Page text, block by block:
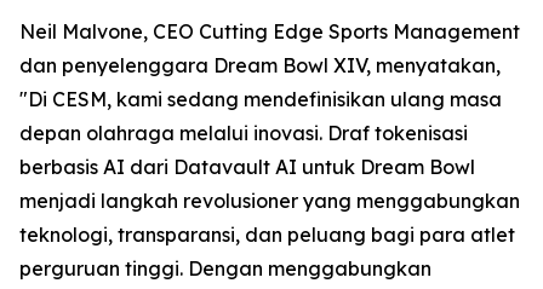
Neil Malvone, CEO Cutting Edge Sports Management
dan penyelenggara Dream Bowl XIV, menyatakan,
"Di CESM, kami sedang mendefinisikan ulang masa
depan olahraga melalui inovasi. Draf tokenisasi
berbasis AI dari Datavault AI untuk Dream Bowl
menjadi langkah revolusioner yang menggabungkan
teknologi, transparansi, dan peluang bagi para atlet
perguruan tinggi. Dengan menggabungkan